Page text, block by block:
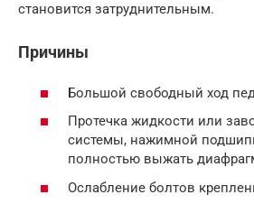
становится затруднительным.
Причины
Большой свободный ход
Протечка жидкости или
системы, нажимной
полностью выжать
Ослабление болтов